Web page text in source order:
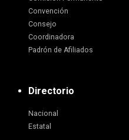
Convención
Consejo
Coordinadora
Padrón de Afiliados
Directorio
Nacional
Estatal